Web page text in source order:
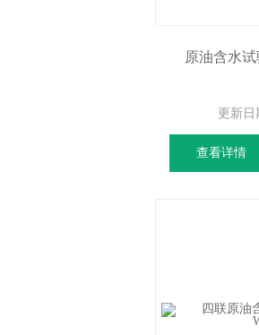
原油含水
更新日
查看详情